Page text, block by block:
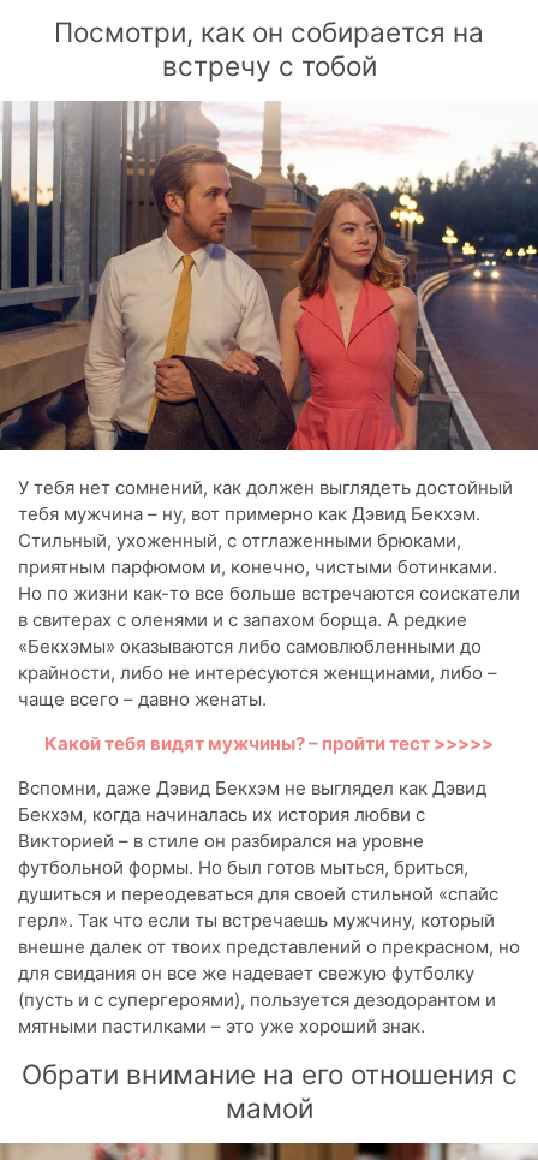
Посмотри, как он собирается на
встречу с тобой
У тебя нет сомнений, как должен выглядеть достойный
тебя мужчина – ну, вот примерно как Дэвид Бекхэм.
Стильный, ухоженный, с отглаженными брюками,
приятным парфюмом и, конечно, чистыми ботинками.
Но по жизни как-то все больше встречаются соискатели
в свитерах с оленями и с запахом борща. А редкие
«Бекхэмы» оказываются либо самовлюбленными до
крайности, либо не интересуются женщинами, либо –
чаще всего – давно женаты.
Какой тебя видят мужчины? – пройти тест >>>>>
Вспомни, даже Дэвид Бекхэм не выглядел как Дэвид
Бекхэм, когда начиналась их история любви с
Викторией – в стиле он разбирался на уровне
футбольной формы. Но был готов мыться, бриться,
душиться и переодеваться для своей стильной «спайс
герл». Так что если ты встречаешь мужчину, который
внешне далек от твоих представлений о прекрасном, но
для свидания он все же надевает свежую футболку
(пусть и с супергероями), пользуется дезодорантом и
мятными пастилками – это уже хороший знак.
Обрати внимание на его отношения с
мамой